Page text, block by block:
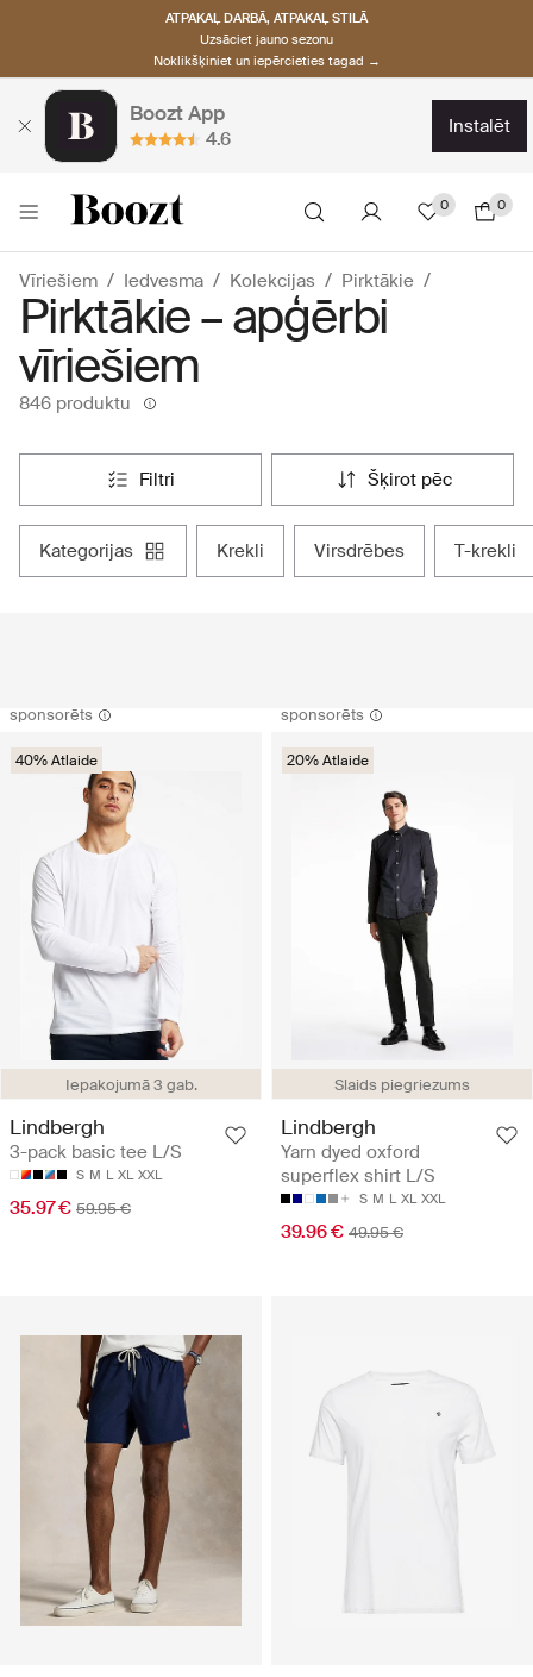
ATPAKAĻ DARBĀ, ATPAKAĻ STILĀ
Uzsāciet jauno sezonu
Noklikšķiniet un iepērcieties tagad →
Boozt App
4.6
instalēt
0 0
Vīriešiem Iedvesma Kolekcijas Pirktākie
Pirktākie – apģērbi
vīriešiem
846 produktu
filtri šķirot pēc
kategorijas krekli virsdrēbes t-krekli
sponsorēts
Iepakojumā 3 gab.
40% Atlaide
Lindbergh
3-pack basic tee L/S
S M L XL XXL
35.97 € 59.95 €
sponsorēts
Slaids piegriezums
20% Atlaide
Lindbergh
Yarn dyed oxford
superflex shirt L/S
S M L XL XXL
39.96 € 49.95 €